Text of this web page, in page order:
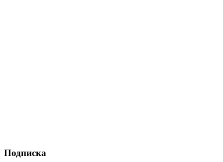
Подписка